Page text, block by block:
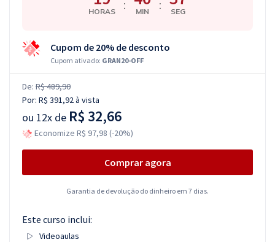
HORAS : MIN : SEG
Cupom de 20% de desconto
Cupom ativado: GRAN20-OFF
De: R$ 489,90
Por: R$ 391,92à vista
ou 12x de R$ 32,66
Economize R$ 97,98 (-20%)
Comprar agora
Garantia de devolução do dinheiro em 7 dias.
Este curso inclui:
Videoaulas